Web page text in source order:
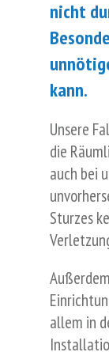
nicht
kann.
Unsere
die
auch bei
Sturzes
allem in